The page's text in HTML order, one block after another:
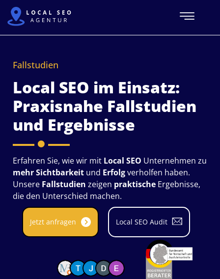
Fallstudien
Local SEO im Einsatz:
Praxisnahe Fallstudien
und Ergebnisse
Erfahren Sie, wie wir mit Local SEO Unternehmen zu
mehr Sichtbarkeit und Erfolgverholfen haben.
Unsere Fallstudien zeigen praktische Ergebnisse,
die den Unterschied machen.
Jetzt anfragen Local SEO Audit